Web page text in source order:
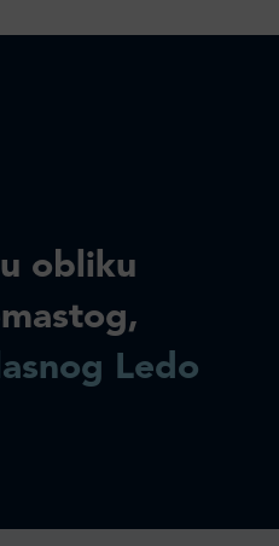
obliku
Ledo